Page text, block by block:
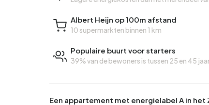
Albert Heijn op 100m afstand
10 supermarkten binnen 1 km
Populaire buurt voor starters
39% van de bewoners is tussen 25 en 45
Een appartement met energielabel A in